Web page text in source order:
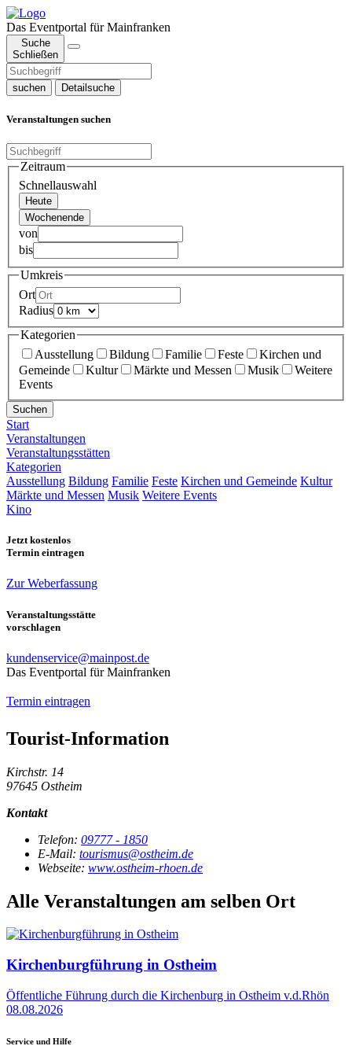
Das Eventportal für Mainfranken
Suche
Schließen
suchen Detailsuche
Veranstaltungen suchen
Zeitraum
Schnellauswahl
Heute
Wochenende
von
bis
Umkreis
Ort
Radius
Kategorien
Ausstellung
Bildung Familie Feste
Kirchen und
Gemeinde
Kultur Märkte und Messen Musik
Weitere
Events
Suchen
Start
Veranstaltungen
Veranstaltungsstätten
Kategorien
Ausstellung Bildung Familie Feste Kirchen und Gemeinde Kultur
Märkte und Messen Musik Weitere Events
Kino
Jetzt kostenlos
Termin eintragen
Zur Weberfassung
Veranstaltungsstätte
vorschlagen
kundenservice@mainpost.de
Das Eventportal für Mainfranken
Termin eintragen
Tourist-Information
Kirchstr. 14
97645 Ostheim
Kontakt
Telefon: 09777 - 1850
E-Mail: tourismus@ostheim.de
Webseite: www.ostheim-rhoen.de
Alle Veranstaltungen am selben Ort
Kirchenburgführung in Ostheim
Öffentliche Führung durch die Kirchenburg in Ostheim v.d.Rhön
08.08.2026
Service und Hilfe